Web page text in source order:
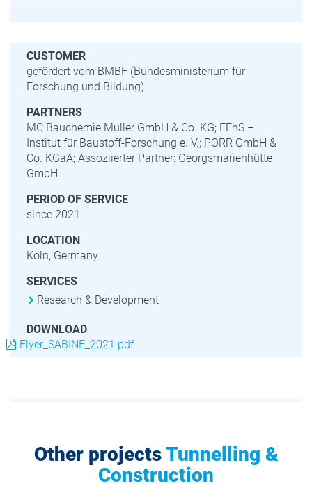
CUSTOMER
gefördert vom BMBF (Bundesministerium für
Forschung und Bildung)
PARTNERS
MC Bauchemie Müller GmbH & Co. KG; FEhS –
Institut für Baustoff-Forschung e. V.; PORR GmbH &
Co. KGaA; Assoziierter Partner: Georgsmarienhütte
GmbH
PERIOD OF SERVICE
since 2021
LOCATION
Köln, Germany
SERVICES
Research & Development
DOWNLOAD
Flyer_SABINE_2021.pdf
Other projectsTunnelling &
Construction